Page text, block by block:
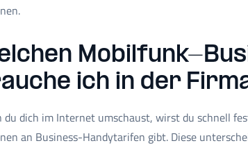
Mobilfunk-
ich in der
du dich im Internet umschaust, wirst du schnell
an Business-Handytarifen gibt. Diese